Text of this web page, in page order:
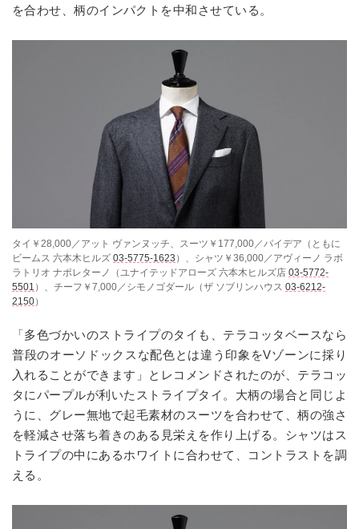
を合わせ、柄のインパクトを中和させている。
タイ￥28,000／アット ヴァンヌッチ、スーツ￥177,000／パイデア（ともに
ビームス 六本木ヒルズ 03-5775-1623 ）、シャツ￥36,000／アヴィーノ ラボ
ラトリオ ナポレターノ（ユナイテッドアローズ 六本木ヒルズ店 03-5772-
5501 ）、チーフ￥7,000／シモノゴダール（ザ ソブリンハウス 03-6212-
2150）
「多色づかいのストライプのタイも、テラコッタベースなら
普段のオーソドックスな配色とは違う印象をVゾーンに採り
入れることができます」とレコメンドされたのが、テラコッ
タにパープルが利いたストライプタイ。大柄の場合と同じよ
うに、グレー無地で起毛素材のスーツを合わせて、柄の強さ
を軽減させ落ち着きのある見栄えを作り上げる。シャツはス
トライプの中にあるホワイトに合わせて、コントラストを調
える。